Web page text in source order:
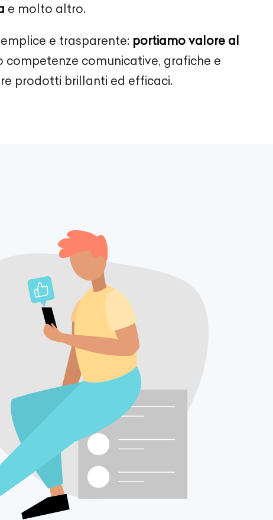
e molto altro.
e trasparente: portiamo valore al
competenze comunicative, grafiche e
prodotti brillanti ed efficaci.